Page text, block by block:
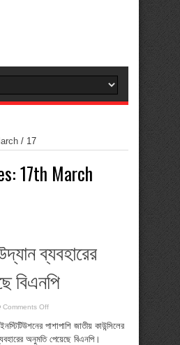
/ 17
17th March
ব্যবহারের
বিএনপি
Comments Offon
উদ্যান
ব্যবহারের
অনুমতি
পাশাপাশি জাতীয় কাউন্সিলের
অনুমতি পেয়েছে বিএনপি।